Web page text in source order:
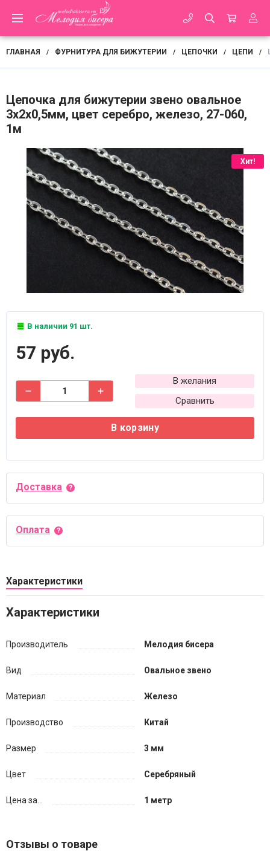
ГЛАВНАЯ / ФУРНИТУРА ДЛЯ БИЖУТЕРИИ / ЦЕПОЧКИ / ЦЕПИ /
Цепочка для бижутерии звено овальное
3х2х0,5мм, цвет серебро, железо, 27-060,
1м
Хит!
В наличии 91 шт.
57 руб.
В желания
Сравнить
В корзину
Доставка
Оплата
Характеристики
Характеристики
Производитель Мелодия бисера
Вид Овальное звено
Материал Железо
Производство Китай
Размер 3 мм
Цвет Серебряный
Цена за... 1 метр
Отзывы о товаре